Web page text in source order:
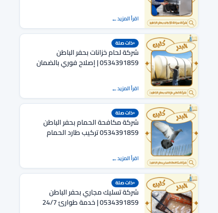
اقرأ المزيد
ذات صلة
شركة لحام خزانات بحفر الباطن
0534391859 | إصلاح فوري بالضمان
اقرأ المزيد
ذات صلة
شركة مكافحة الحمام بحفر الباطن
0534391859 تركيب طارد الحمام
اقرأ المزيد
ذات صلة
شركة تسليك مجاري بحفر الباطن
0534391859 | خدمة طوارئ 24/7